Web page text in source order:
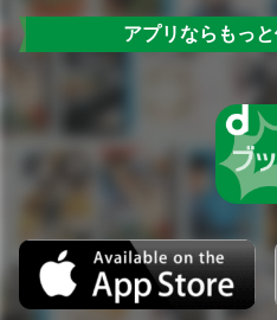
アプリならもっ